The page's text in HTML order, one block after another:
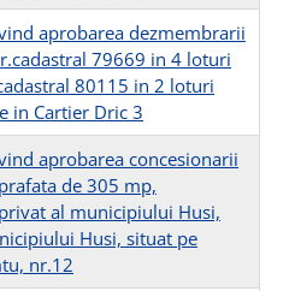
aprobarea dezmembrarii
79669 in 4 loturi
80115 in 2 loturi
in Cartier Dric 3
aprobarea concesionarii
de 305 mp,
al municipiului Husi,
Husi, situat pe
nr.12